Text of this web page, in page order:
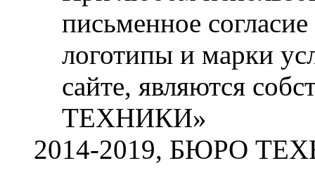
письменное
логотипы и марки
сайте, являются
ТЕХНИКИ»
2014-2019, БЮРО